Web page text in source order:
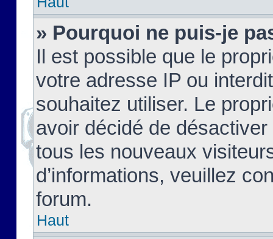
» Pourquoi ne puis-je
Il est possible que le
votre adresse IP ou
souhaitez utiliser. Le
avoir décidé de
tous les nouveaux
d’informations, veuillez
forum.
Haut